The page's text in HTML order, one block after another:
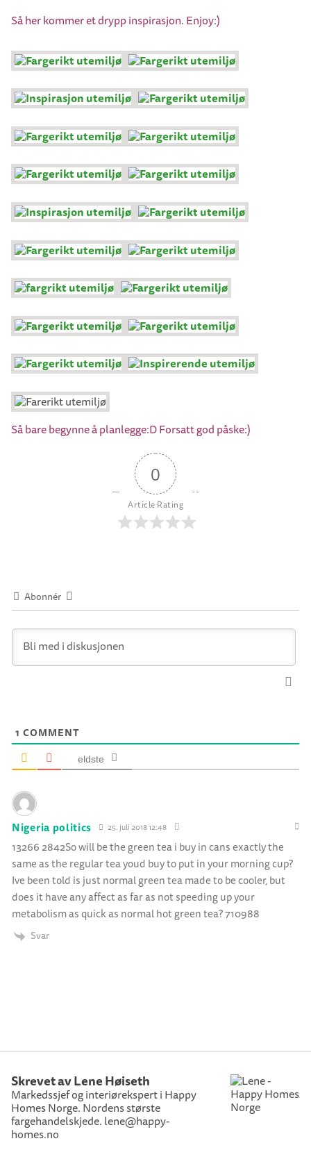
Så her kommer et drypp inspirasjon. Enjoy:)
Så bare begynne å planlegge:D Forsatt god påske:)
0
Article Rating
Abonnér
1 COMMENT
eldste
Nigeria politics 25. juli 2018 12:48
13266 2842So will be the green tea i buy in cans exactly the
same as the regular tea youd buy to put in your morning cup?
Ive been told is just normal green tea made to be cooler, but
does it have any affect as far as not speeding up your
metabolism as quick as normal hot green tea? 710988
Svar
Skrevet av Lene Høiseth
Markedssjef og interiørekspert i Happy
Homes Norge. Nordens største
fargehandelskjede. lene@happy-
homes.no